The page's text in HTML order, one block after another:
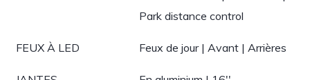
Park distance control
FEUX À LED Feux de jour | Avant | Arrières